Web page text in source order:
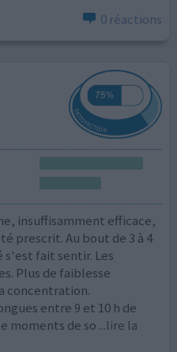
0 réactions
insuffisamment efficace,
prescrit. Au bout de 3 à 4
s'est fait sentir. Les
Plus de faiblesse
concentration.
entre 9 et 10 h de
moments de so ...lire la